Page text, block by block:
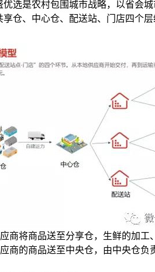
选是农村包围城市战略，以省会
仓、中心仓、配送站、门店四个层
商将商品送至分享仓，生鲜的加工
商的商品送至中央仓，由中央仓